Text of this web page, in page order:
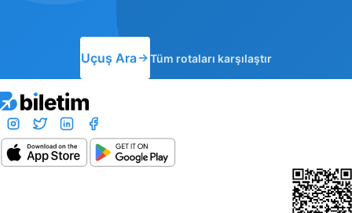
Uçuş Ara Tüm rotaları karşılaştır